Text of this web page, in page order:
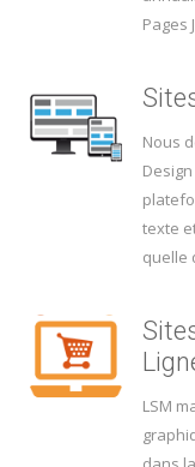
Pages
Nous
texte
quelle
LSM